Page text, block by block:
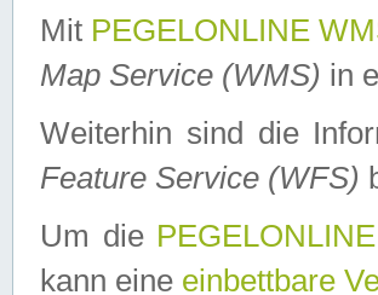
Mit PEGELONLINE
Map Service (WMS) in
Weiterhin sind die
Feature Service (WFS)
Um die
kann eine einbettbare